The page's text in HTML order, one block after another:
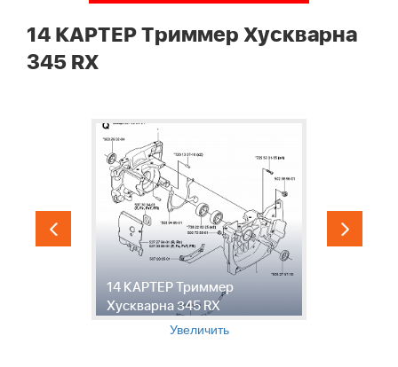
14 КАРТЕР Триммер Хускварна
345 RX
14 КАРТЕР Триммер
Хускварна 345 RX
Увеличить